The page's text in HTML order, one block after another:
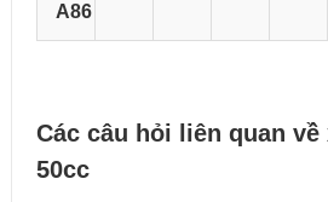
A86
Các câu hỏi liên quan
50cc